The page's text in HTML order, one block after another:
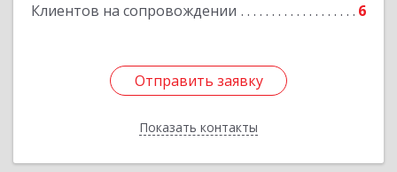
Клиентов на сопровождении 6
Отправить заявку
Показать контакты
Отправить заявку
Назад